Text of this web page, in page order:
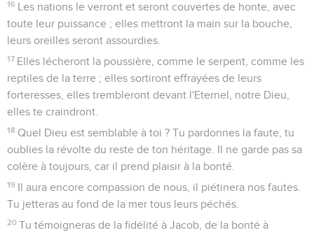
16 Les nations le verront et seront couvertes de honte, avec
toute leur puissance ; elles mettront la main sur la bouche,
leurs oreilles seront assourdies.
17 Elles lécheront la poussière, comme le serpent, comme les
reptiles de la terre ; elles sortiront effrayées de leurs
forteresses, elles trembleront devant l'Eternel, notre Dieu,
elles te craindront.
18 Quel Dieu est semblable à toi ? Tu pardonnes la faute, tu
oublies la révolte du reste de ton héritage. Il ne garde pas sa
colère à toujours, car il prend plaisir à la bonté.
19 Il aura encore compassion de nous, il piétinera nos fautes.
Tu jetteras au fond de la mer tous leurs péchés.
20 Tu témoigneras de la fidélité à Jacob, de la bonté à